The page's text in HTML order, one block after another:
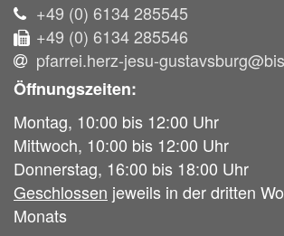
+49 (0) 6134 285545
+49 (0) 6134 285546
pfarrei.herz-jesu-
Öffnungszeiten:
Montag, 10:00 bis 12:00 Uhr
Mittwoch, 10:00 bis 12:00 Uhr
Donnerstag, 16:00 bis 18:00 Uhr
Geschlossen jeweils in der dritten
Monats